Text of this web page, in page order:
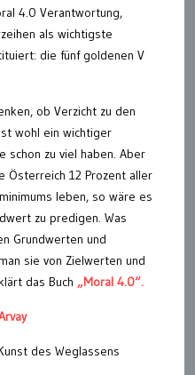
4.0 Verantwortung,
als wichtigste
die fünf goldenen V
ob Verzicht zu den
wohl ein wichtiger
schon zu viel haben. Aber
Österreich 12 Prozent aller
leben, so wäre es
zu predigen. Was
Grundwerten und
sie von Zielwerten und
das Buch „Moral 4.0“.
des Weglassens